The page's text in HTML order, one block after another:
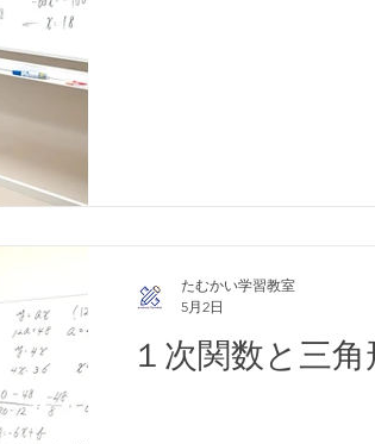
１次関数と三角
たむかい学習教室
5月2日